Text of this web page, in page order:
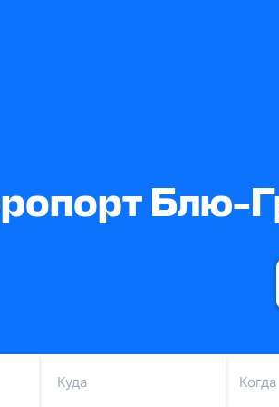
Блю-
Когда